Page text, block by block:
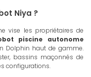
Niya ?
vise les propriétaires de
piscine autonome
Dolphin haut de gamme.
bassins maçonnés de
configurations.